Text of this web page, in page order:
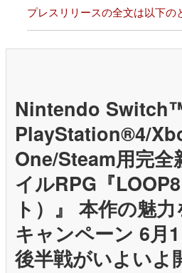
プレスリリースの全文は以下の
Nintendo
PlayStation®4/
One/Steam用完全
イルRPG『
ト）』 本作の魅
キャンペーン 6月
後半戦がいよいよ